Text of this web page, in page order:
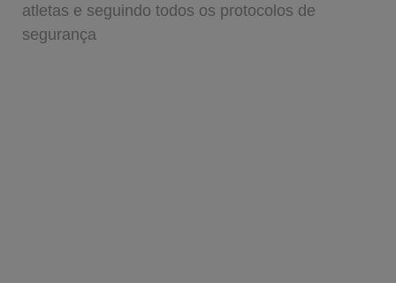
atletas e seguindo todos os protocolos de
segurança